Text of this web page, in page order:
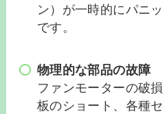
ン）が一時的にパニ
です。
物理的な部品の故障
ファンモーターの破
板のショート、各種